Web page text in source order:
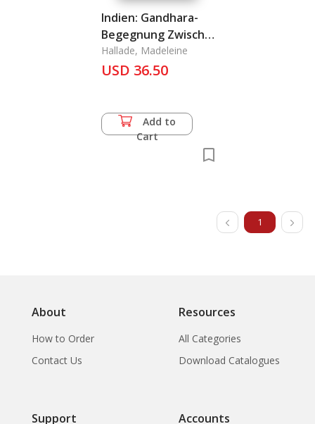
Indien: Gandhara-
Begegnung Zwischen
Orient Und Okzident
Hallade, Madeleine
USD 36.50
Add to
Cart
1
About
How to Order
Contact Us
Resources
All Categories
Download Catalogues
Support Accounts